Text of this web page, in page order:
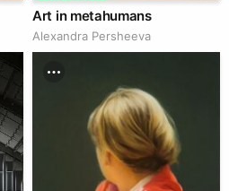
Art in metahumans
Alexandra Persheeva